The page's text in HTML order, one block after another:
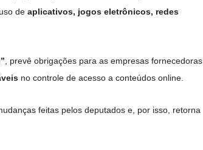
de aplicativos, jogos eletrônicos, redes
, prevê obrigações para as empresas fornecedoras
no controle de acesso a conteúdos online.
feitas pelos deputados e, por isso, retorna